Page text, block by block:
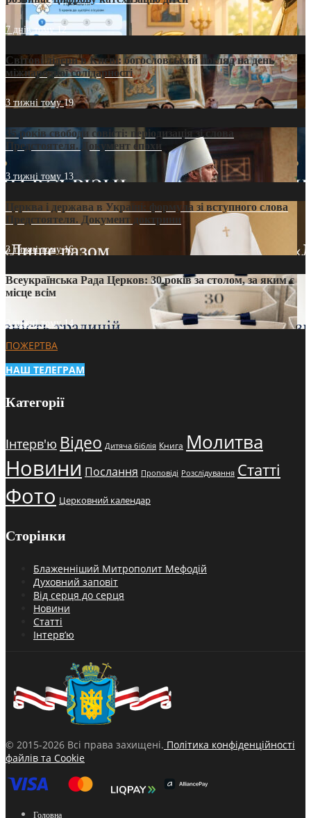
7 днів тому12
Світові лідери в Києві: богословський погляд на день
міжнародної солідарності
3 тижні тому19
35 років свободи совісті: періодизація зі слова
Предстоятеля. Документ епохи
3 тижні тому 13
Церква і держава в Україні: формула зі вступного слова
Предстоятеля. Документ доктрини
3 тижні тому16
Всеукраїнська Рада Церков: 30 років за столом, за яким є
місце всім
3 тижні тому14
ПОЖЕРТВА
НАШ ТЕЛЕГРАМ
Категорії
Інтерв'ю Відео Дитяча біблія Книга Молитва
Новини Послання Проповіді Розслідування Статті
Фото Церковний календар
Сторінки
Блаженніший Митрополит Мефодій
Духовний заповіт
Від серця до серця
Новини
Статті
Інтерв’ю
© 2015-2026 Всі права захищені. Політика конфіденційності
файлів та Cookie
Головна